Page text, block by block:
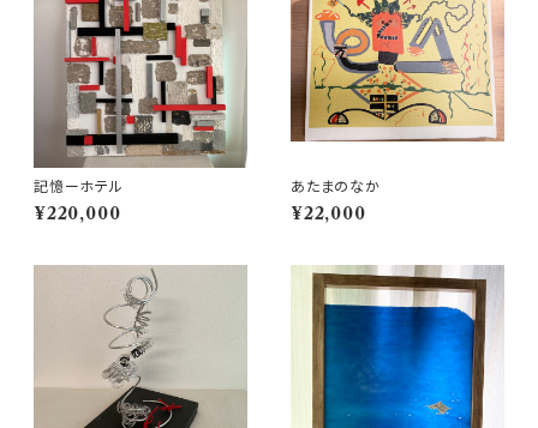
記憶ーホテル
¥220,000
あたまのなか
¥22,000